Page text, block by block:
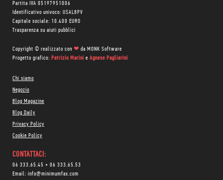
Partita IVA 05197951006
Identificativo univoco: USAL8PV
Capitale sociale: 10.400 EURO
Trasparenza su aiuti pubblici
Copyright © realizzato con ❤ da MONK Software
Progetto grafico: Patrizio Marini e Agnese Pagliarini
Chi siamo
Negozio
Blog Magazine
Blog Daily
Privacy Policy
Cookie Policy
CONTATTACI:
06 333.65.45 • 06 333.65.53
Email: info@minimumfax.com